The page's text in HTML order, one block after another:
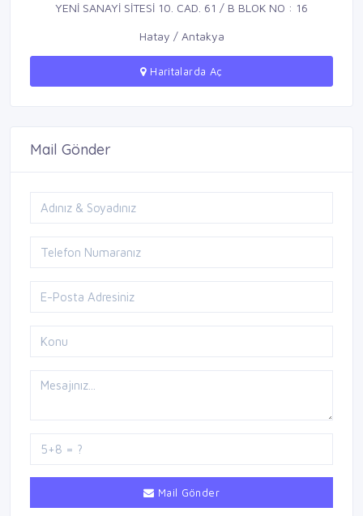
YENİ SANAYİ SİTESİ 10. CAD. 61 / B BLOK NO : 16
Hatay / Antakya
Haritalarda Aç
Mail Gönder
Mail Gönder